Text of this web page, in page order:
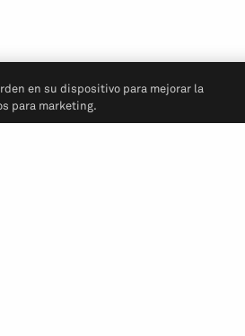
en su dispositivo para mejorar la
para marketing.